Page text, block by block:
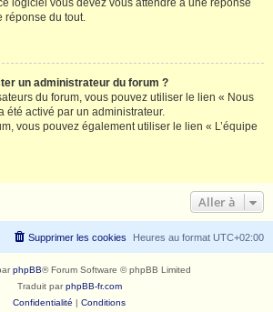
logiciel vous devez vous attendre à une réponse
réponse du tout.
un administrateur du forum ?
du forum, vous pouvez utiliser le lien « Nous
été activé par un administrateur.
vous pouvez également utiliser le lien « L’équipe
Aller à
Heures au format UTC+02:00
Supprimer les cookies
phpBB® Forum Software © phpBB Limited
Traduit parphpBB-fr.com
Confidentialité | Conditions